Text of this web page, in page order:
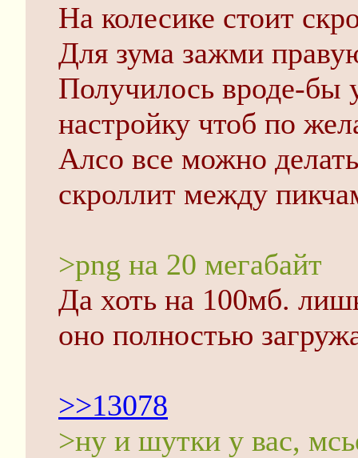
На колесике стоит
Для зума зажми
Получилось вроде-бы
настройку чтоб по
Алсо все можно
скроллит между
>png на 20 мегабайт
Да хоть на 100мб.
оно полностью
>>13078
>ну и шутки у вас,